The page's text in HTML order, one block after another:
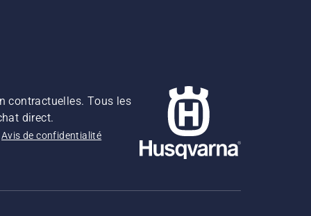
contractuelles. Tous les
direct.
Avis de confidentialité